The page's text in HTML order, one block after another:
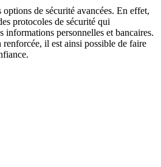
de sécurité avancées. En effet,
protocoles de sécurité qui
informations personnelles et bancaires.
il est ainsi possible de faire